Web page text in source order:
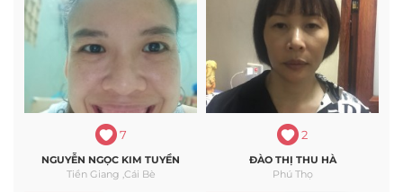
7
NGUYỄN NGỌC KIM TUYỀN
Tiền Giang ,cái Bè
2
ĐÀO THỊ THU HÀ
Phú Thọ